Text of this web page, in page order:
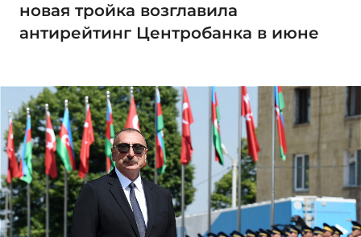
новая тройка возглавила
антирейтинг Центробанка в июне